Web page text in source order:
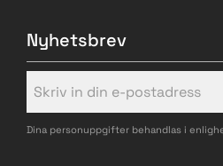
Nyhetsbrev
Dina personuppgifter behandlas i